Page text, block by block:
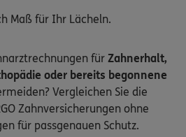
Maß für Ihr Lächeln.
für Zahnerhalt,
oder bereits begonnene
Vergleichen Sie die
Zahnversicherungen ohne
für passgenauen Schutz.